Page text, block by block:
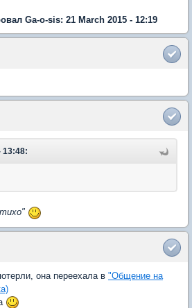
Ga-o-sis: 21 March 2015 - 12:19
13:48:
она переехала в "Общение на